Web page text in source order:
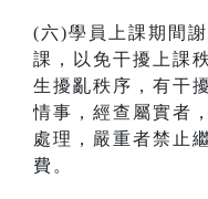
(六)學員上課期間
課，以免干擾上課
生擾亂秩序，有干
情事，經查屬實者
處理，嚴重者禁止
費。